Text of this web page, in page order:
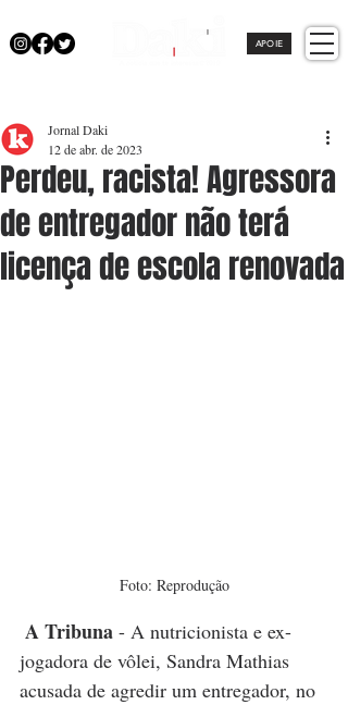
APOIE
Perdeu, racista! Agressora
de entregador não terá
licença de escola renovada
Jornal Daki
12 de abr. de 2023
Foto: Reprodução
A Tribuna - A nutricionista e ex-
jogadora de vôlei, Sandra Mathias
acusada de agredir um entregador, no